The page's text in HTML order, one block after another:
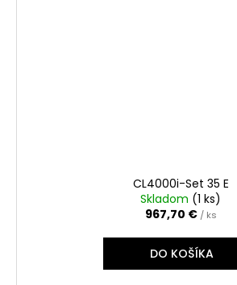
CL4000i-Set 35 E
Skladom (1 ks)
967,70 € / ks
DO KOŠÍKA